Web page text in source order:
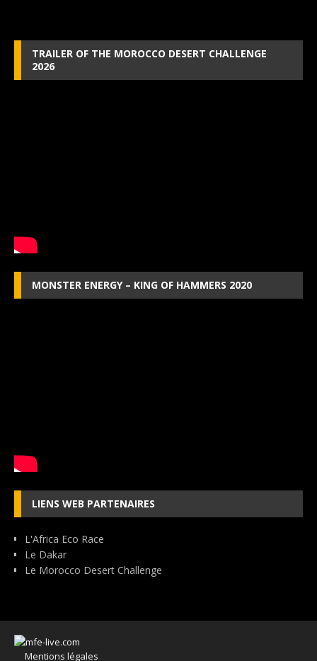
TRAILER OF THE MOROCCO DESERT CHALLENGE
2026
MONSTER ENERGY – KING OF HAMMERS 2020
LIENS WEB PARTENAIRES
L'Africa Eco Race
Le Dakar
Le Morocco Desert Challenge
Mentions légales